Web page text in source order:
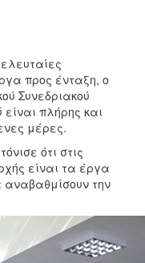
προς ένταξη, ο
Συνεδριακού
πλήρης και
μέρες.
ότι στις
είναι τα έργα
την